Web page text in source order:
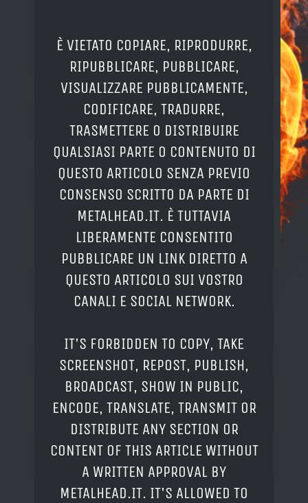
È VIETATO COPIARE, RIPRODURRE,
RIPUBBLICARE, PUBBLICARE,
VISUALIZZARE PUBBLICAMENTE,
CODIFICARE, TRADURRE,
TRASMETTERE O DISTRIBUIRE
QUALSIASI PARTE O CONTENUTO DI
QUESTO ARTICOLO SENZA PREVIO
CONSENSO SCRITTO DA PARTE DI
METALHEAD.IT. È TUTTAVIA
LIBERAMENTE CONSENTITO
PUBBLICARE UN LINK DIRETTO A
QUESTO ARTICOLO SUI VOSTRO
CANALI E SOCIAL NETWORK.
IT'S FORBIDDEN TO COPY, TAKE
SCREENSHOT, REPOST, PUBLISH,
BROADCAST, SHOW IN PUBLIC,
ENCODE, TRANSLATE, TRANSMIT OR
DISTRIBUTE ANY SECTION OR
CONTENT OF THIS ARTICLE WITHOUT
A WRITTEN APPROVAL BY
METALHEAD.IT. IT'S ALLOWED TO